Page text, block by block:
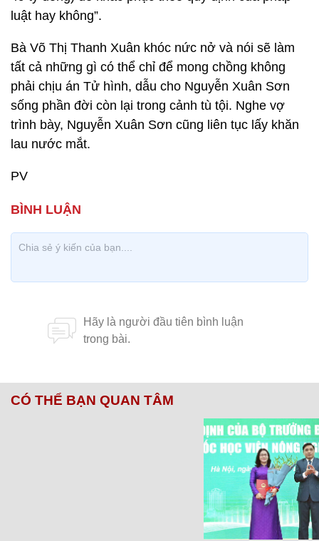
luật hay không”.
Bà Võ Thị Thanh Xuân khóc nức nở và nói sẽ làm
tất cả những gì có thể chỉ để mong chồng không
phải chịu án Tử hình, dẫu cho Nguyễn Xuân Sơn
sống phần đời còn lại trong cảnh tù tội. Nghe vợ
trình bày, Nguyễn Xuân Sơn cũng liên tục lấy khăn
lau nước mắt.
PV
CÓ THỂ BẠN QUAN TÂM